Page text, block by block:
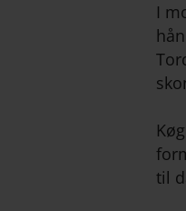
I
til